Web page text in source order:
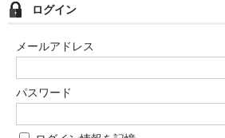
ログイン
メールアドレス
パスワード